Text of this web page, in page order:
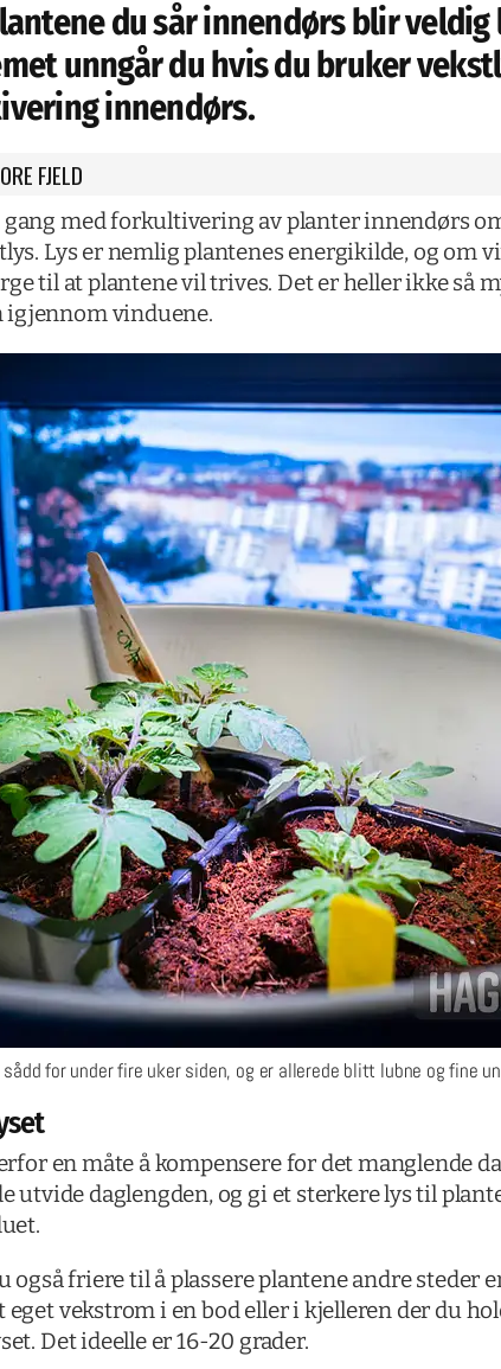
du sår innendørs blir veldig
unngår du hvis du bruker
innendørs.
FJELD
med forkultivering av planter innendørs
Lys er nemlig plantenes energikilde, og om
til at plantene vil trives. Det er heller ikke så
igjennom vinduene.
for under fire uker siden, og er allerede blitt lubne og fine
en måte å kompensere for det manglende
utvide daglengden, og gi et sterkere lys til
også friere til å plassere plantene andre steder
eget vekstrom i en bod eller i kjelleren der du
Det ideelle er 16-20 grader.